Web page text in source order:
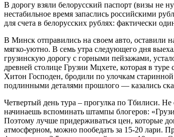
В дорогу взяли белорусский паспорт (визы не
нестабильное время запаслись российскими
для счета в белорусских рублях: фактически
В Минск отправились на своем авто, оставили
мягко-уютно. В семь утра следующего дня
грузинскую дорогу с горными пейзажами,
древней столице Грузии Мцхете, которая в
Хитон Господен, бродили по улочкам
подлинными деталями прошлого — казались
Четвертый день тура – прогулка по Тбилиси.
начинаешь вспоминать штампы блогеров:
Поэтому лучше придерживаться цен, которые
атмосферном, можно пообедать за 15-20 лари.